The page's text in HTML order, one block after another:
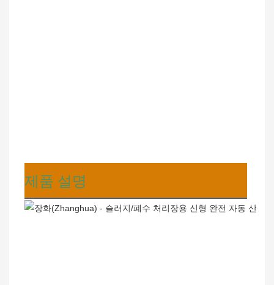
제품 설명